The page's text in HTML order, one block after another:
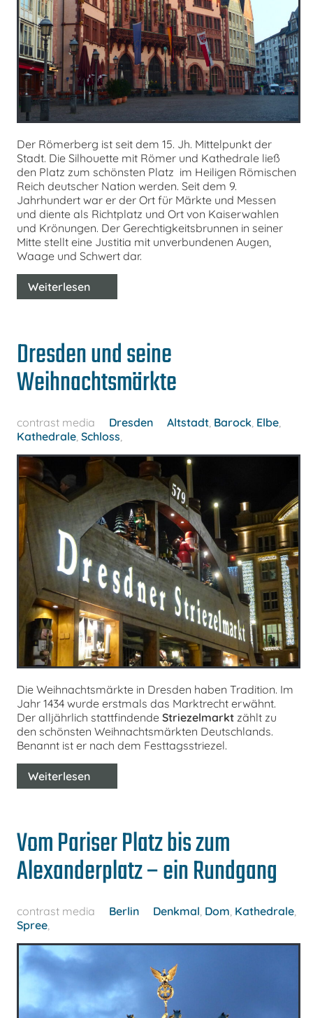
Der Römerberg ist seit dem 15. Jh. Mittelpunkt der
Stadt. Die Silhouette mit Römer und Kathedrale ließ
den Platz zum schönsten Platz im Heiligen Römischen
Reich deutscher Nation werden. Seit dem 9.
Jahrhundert war er der Ort für Märkte und Messen
und diente als Richtplatz und Ort von Kaiserwahlen
und Krönungen. Der Gerechtigkeitsbrunnen in seiner
Mitte stellt eine Justitia mit unverbundenen Augen,
Waage und Schwert dar.
Weiterlesen
Dresden und seine
Weihnachtsmärkte
contrast media Dresden Altstadt Barock Elbe
Kathedrale Schloss
Die Weihnachtsmärkte in Dresden haben Tradition. Im
Jahr 1434 wurde erstmals das Marktrecht erwähnt.
Der alljährlich stattfindende Striezelmarkt zählt zu
den schönsten Weihnachtsmärkten Deutschlands.
Benannt ist er nach dem Festtagsstriezel.
Weiterlesen
Vom Pariser Platz bis zum
Alexanderplatz – ein Rundgang
contrast media Berlin Denkmal Dom Kathedrale
Spree